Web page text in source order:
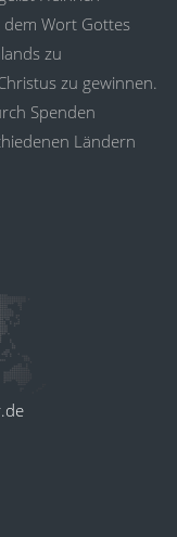
Wort Gottes
zu
zu gewinnen.
Spenden
Ländern